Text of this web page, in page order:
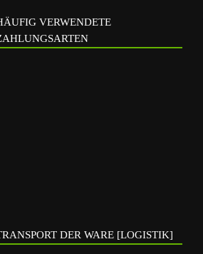
VERWENDETE
DER WARE [LOGISTIK]